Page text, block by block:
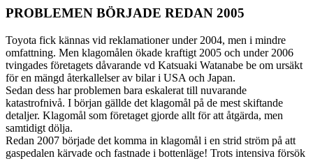
PROBLEMEN BÖRJADE REDAN 2005
Toyota fick kännas vid reklamationer under 2004, men i mindre
omfattning. Men klagomålen ökade kraftigt 2005 och under 2006
tvingades företagets dåvarande vd Katsuaki Watanabe be om ursäkt
för en mängd återkallelser av bilar i USA och Japan.
Sedan dess har problemen bara eskalerat till nuvarande
katastrofnivå. I början gällde det klagomål på de mest skiftande
detaljer. Klagomål som företaget gjorde allt för att åtgärda, men
samtidigt dölja.
Redan 2007 började det komma in klagomål i en strid ström på att
gaspedalen kärvade och fastnade i bottenläge! Trots intensiva försök